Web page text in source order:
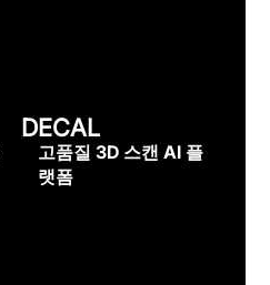
DECAL
고품질 3D 스캔 AI 플
랫폼